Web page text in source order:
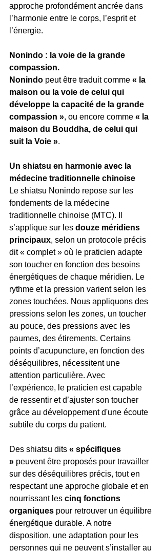
approche profondément ancrée dans
l’harmonie entre le corps, l’esprit et
l’énergie.
Nonindo : la voie de la grande
compassion.
Nonindo peut être traduit comme « la
maison ou la voie de celui qui
développe la capacité de la grande
compassion », ou encore comme « la
maison du Bouddha, de celui qui
suit la Voie ».
Un shiatsu en harmonie avec la
médecine traditionnelle chinoise
Le shiatsu Nonindo repose sur les
fondements de la médecine
traditionnelle chinoise (MTC). Il
s’applique sur les douze méridiens
principaux, selon un protocole précis
dit « complet » où le praticien adapte
son toucher en fonction des besoins
énergétiques de chaque méridien. Le
rythme et la pression varient selon les
zones touchées. Nous appliquons des
pressions selon les zones, un toucher
au pouce, des pressions avec les
paumes, des étirements. Certains
points d’acupuncture, en fonction des
déséquilibres, nécessitent une
attention particulière. Avec
l’expérience, le praticien est capable
de ressentir et d’ajuster son toucher
grâce au développement d'une écoute
subtile du corps du patient.
Des shiatsu dits « spécifiques
» peuvent être proposés pour travailler
sur des déséquilibres précis, tout en
respectant une approche globale et en
nourrissant les cinq fonctions
organiques pour retrouver un équilibre
énergétique durable. A notre
disposition, une adaptation pour les
personnes qui ne peuvent s’installer au